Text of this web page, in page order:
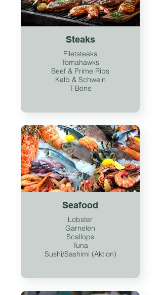
Steaks
Filetsteaks
Tomahawks
Beef & Prime Ribs
Kalb & Schwein
T-Bone
Seafood
Lobster
Garnelen
Scallops
Tuna
Sushi/Sashimi (Aktion)